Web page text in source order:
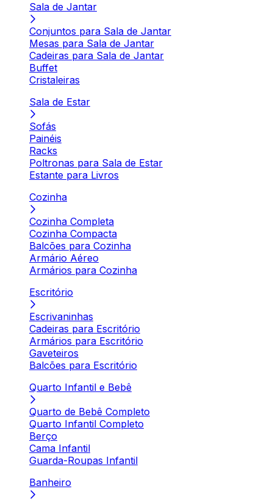
Sala de Jantar
Conjuntos para Sala de Jantar
Mesas para Sala de Jantar
Cadeiras para Sala de Jantar
Buffet
Cristaleiras
Sala de Estar
Sofás
Painéis
Racks
Poltronas para Sala de Estar
Estante para Livros
Cozinha
Cozinha Completa
Cozinha Compacta
Balcões para Cozinha
Armário Aéreo
Armários para Cozinha
Escritório
Escrivaninhas
Cadeiras para Escritório
Armários para Escritório
Gaveteiros
Balcões para Escritório
Quarto Infantil e Bebê
Quarto de Bebê Completo
Quarto Infantil Completo
Berço
Cama Infantil
Guarda-Roupas Infantil
Banheiro